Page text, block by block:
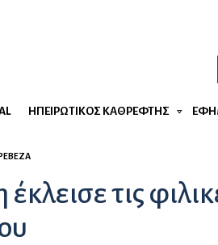
ΗΠΕΙΡΏΤΙΚΟΣ ΚΑΘΡΈΦΤΗΣ
έκλεισε τις